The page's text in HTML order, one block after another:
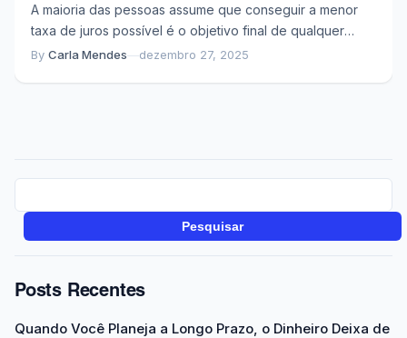
A maioria das pessoas assume que conseguir a menor
taxa de juros possível é o objetivo final de qualquer
negociação de crédito....
By Carla Mendes—dezembro 27, 2025
Pesquisar
Posts Recentes
Quando Você Planeja a Longo Prazo, o Dinheiro Deixa de